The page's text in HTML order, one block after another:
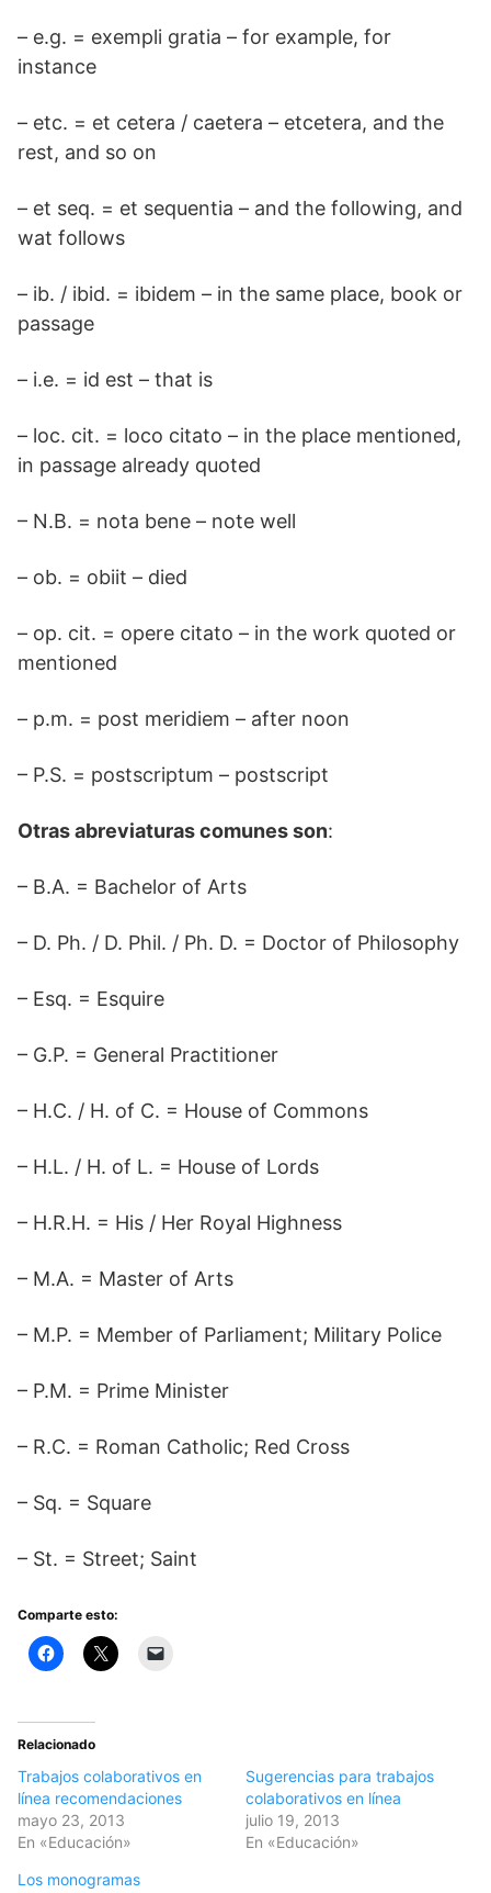
– e.g. = exempli gratia – for example, for
instance
– etc. = et cetera / caetera – etcetera, and the
rest, and so on
– et seq. = et sequentia – and the following, and
wat follows
– ib. / ibid. = ibidem – in the same place, book or
passage
– i.e. = id est – that is
– loc. cit. = loco citato – in the place mentioned,
in passage already quoted
– N.B. = nota bene – note well
– ob. = obiit – died
– op. cit. = opere citato – in the work quoted or
mentioned
– p.m. = post meridiem – after noon
– P.S. = postscriptum – postscript
Otras abreviaturas comunes son:
– B.A. = Bachelor of Arts
– D. Ph. / D. Phil. / Ph. D. = Doctor of Philosophy
– Esq. = Esquire
– G.P. = General Practitioner
– H.C. / H. of C. = House of Commons
– H.L. / H. of L. = House of Lords
– H.R.H. = His / Her Royal Highness
– M.A. = Master of Arts
– M.P. = Member of Parliament; Military Police
– P.M. = Prime Minister
– R.C. = Roman Catholic; Red Cross
– Sq. = Square
– St. = Street; Saint
Comparte esto:
Relacionado
Trabajos colaborativos en
línea recomendaciones
mayo 23, 2013
En «Educación»
Sugerencias para trabajos
colaborativos en línea
julio 19, 2013
En «Educación»
Los monogramas